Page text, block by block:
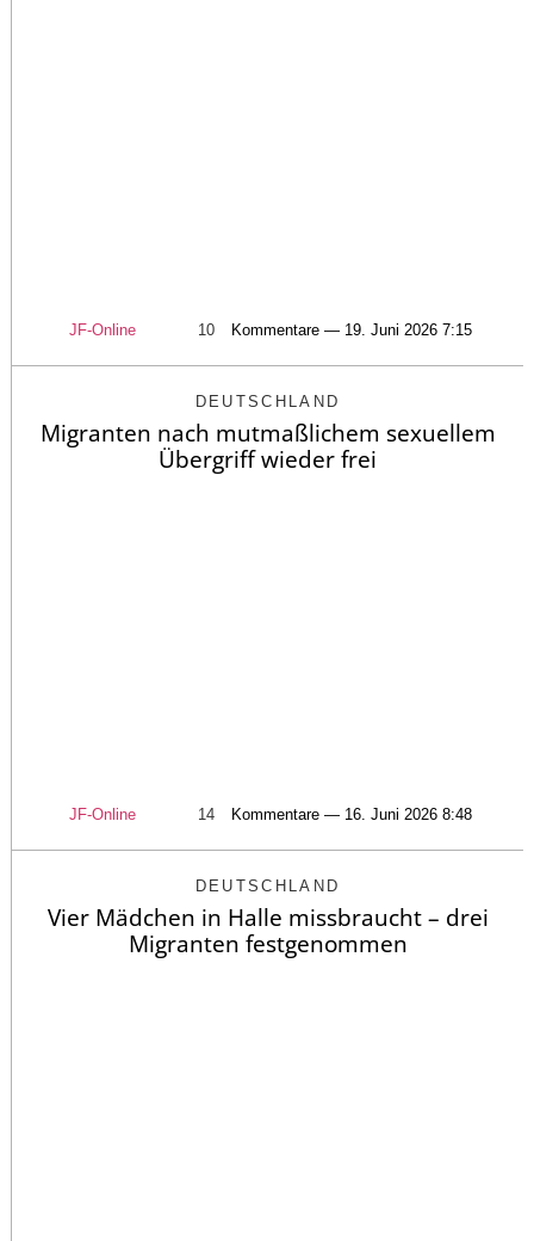
JF-Online 10 Kommentare — 19. Juni 2026 7:15
DEUTSCHLAND
Migranten nach mutmaßlichem sexuellem
Übergriff wieder frei
JF-Online 14 Kommentare — 16. Juni 2026 8:48
DEUTSCHLAND
Vier Mädchen in Halle missbraucht – drei
Migranten festgenommen